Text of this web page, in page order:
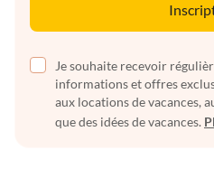
Je souhaite recevoir
informations et offres
aux locations de vacances,
que des idées de vacances.